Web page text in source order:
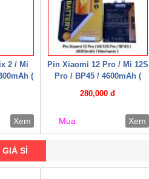
2 / Mi
(
Xem
Pin Xiaomi 12 Pro / Mi 12S
Pro / BP45 / 4600mAh (
280,000 đ
Mua Xem
GIÁ SỈ